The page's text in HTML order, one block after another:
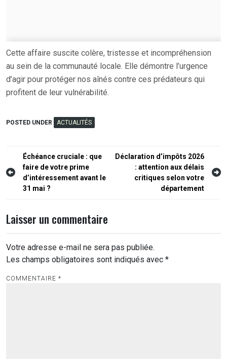
Cette affaire suscite colère, tristesse et incompréhension
au sein de la communauté locale. Elle démontre l’urgence
d’agir pour protéger nos aînés contre ces prédateurs qui
profitent de leur vulnérabilité.
POSTED UNDER ACTUALITÉS
Navigation
de
l’article
Échéance cruciale : que
faire de votre prime
d’intéressement avant le
31 mai ?
Déclaration d’impôts 2026
: attention aux délais
critiques selon votre
département
Laisser un commentaire
Votre adresse e-mail ne sera pas publiée.
Les champs obligatoires sont indiqués avec *
COMMENTAIRE *